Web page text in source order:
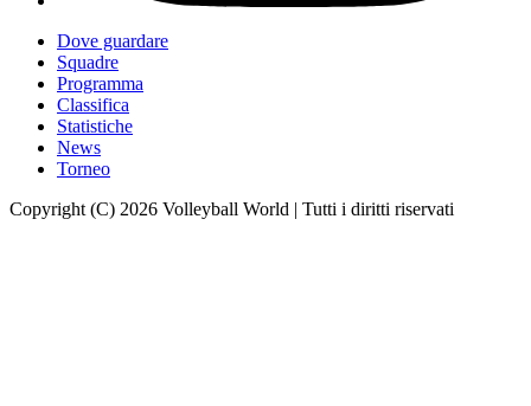
Dove guardare
Squadre
Programma
Classifica
Statistiche
News
Torneo
Copyright (C) 2026 Volleyball World | Tutti i diritti riservati